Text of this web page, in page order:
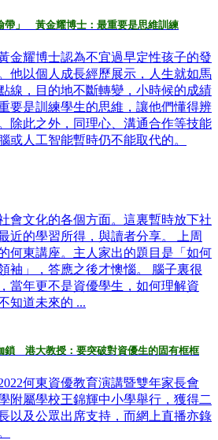
帶」 黃金耀博士：最重要是思維訓練
金耀博士認為不宜過早定性孩子的發
他以個人成長經歷展示，人生就如馬
線，目的地不斷轉變，小時候的成績
要是訓練學生的思維，讓他們懂得辨
除此之外，同理心、溝通合作等技能
或人工智能暫時仍不能取代的。
會文化的各個方面。這裏暫時放下社
近的學習所得，與讀者分享。 上周
何東講座。主人家出的題目是「如何
袖」，答應之後才懊惱。 腦子裏很
當年更不是資優學生，如何理解資
知道未來的 ...
鎖 港大教授：要突破對資優生的固有框框
何東資優教育演講暨雙年家長會
附屬學校王錦輝中小學舉行，獲得二
以及公眾出席支持，而網上直播亦錄